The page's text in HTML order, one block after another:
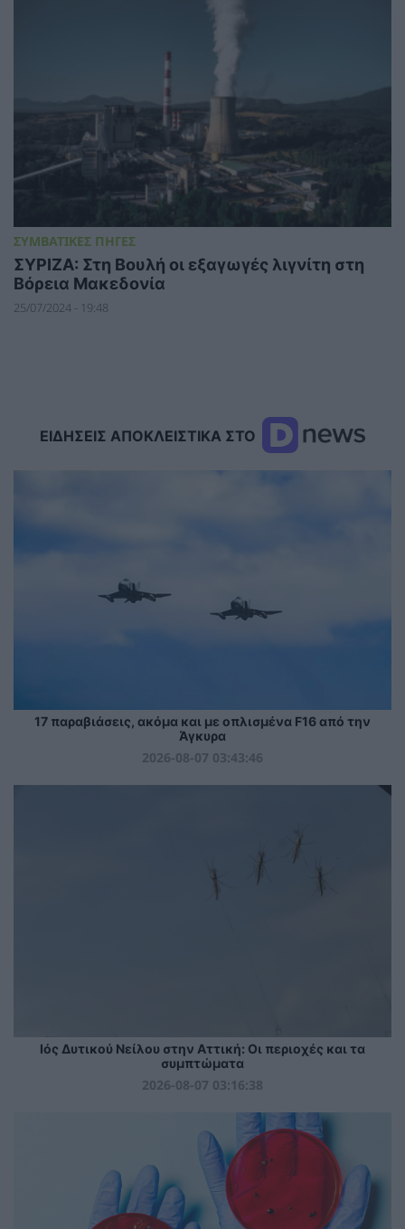
ΣΥΜΒΑΤΙΚΕΣ ΠΗΓΕΣ
ΣΥΡΙΖΑ: Στη Βουλή οι εξαγωγές λιγνίτη στη
Βόρεια Μακεδονία
25/07/2024 - 19:48
ΕΙΔΗΣΕΙΣ ΑΠΟΚΛΕΙΣΤΙΚΑ ΣΤΟ
17 παραβιάσεις, ακόμα και με οπλισμένα F16 από την
Άγκυρα
2026-08-07 03:43:46
Ιός Δυτικού Νείλου στην Αττική: Οι περιοχές και τα
συμπτώματα
2026-08-07 03:16:38